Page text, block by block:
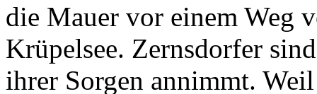
die Mauer vor einem Weg
Krüpelsee. Zernsdorfer
ihrer Sorgen annimmt.